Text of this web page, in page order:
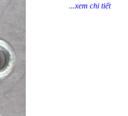
...xem chi tiết